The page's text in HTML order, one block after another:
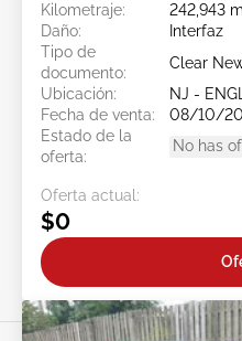
Kilometraje:
242,943
Daño:
Interfaz
Tipo de
documento:
Clear
Ubicación:
NJ -
Fecha de venta:
08/10/
Estado de la
oferta:
No has
Oferta actual:
$0